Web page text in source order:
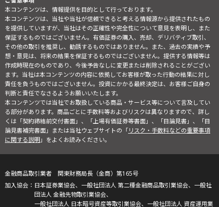
本コンテンツは、情報提供を目的として行っております。
本コンテンツは、当社や当社が信頼できると考える情報源から提供されたもの
を提供していますが、当社はその正確性や完全性について意見を表明し、また
保証するものではございません。有価証券の購入、売却、デリバティブ取引、
その他の取引を推奨し、勧誘するものではありません。また、過去の実績や予
想・意見は、将来の結果を保証するものではございません。提供する情報等は
作成時現在のものであり、今後予告なしに変更または削除されることがござい
ます。当社は本コンテンツの内容に依拠してお客様が取った行動の結果に対し
責任を負うものではございません。投資にかかる最終決定は、お客様ご自身の
判断と責任でなさるようお願いいたします。
本コンテンツでは当社でお取扱している商品・サービス等について言及してい
る部分があります。商品ごとに手数料等およびリスクは異なりますので、詳し
くは「契約締結前交付書面」、「上場有価証券等書面」、「目論見書」、「目
論見書補完書面」または当社ウェブサイトの「リスク・手数料などの重要事項
に関する説明」をよくお読みください。
金融商品取引業者 関東財務局長（金商）第165号
日本証券業協会、一般社団法人 第二種金融商品取引業協会、一般社
団法人 金融先物取引業協会、
一般社団法人 日本暗号資産等取引業協会、一般社団法人 資産運用業